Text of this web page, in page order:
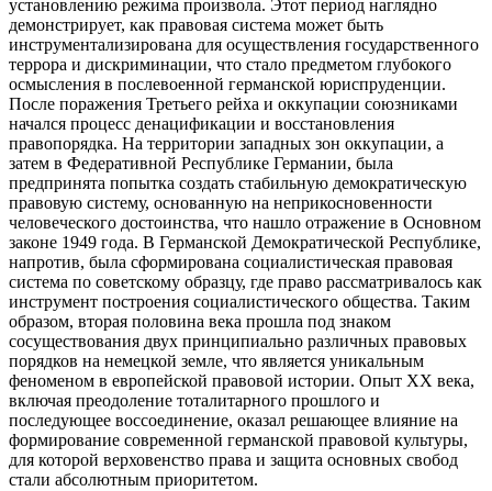
установлению режима произвола. Этот период наглядно
демонстрирует, как правовая система может быть
инструментализирована для осуществления государственного
террора и дискриминации, что стало предметом глубокого
осмысления в послевоенной германской юриспруденции.
После поражения Третьего рейха и оккупации союзниками
начался процесс денацификации и восстановления
правопорядка. На территории западных зон оккупации, а
затем в Федеративной Республике Германии, была
предпринята попытка создать стабильную демократическую
правовую систему, основанную на неприкосновенности
человеческого достоинства, что нашло отражение в Основном
законе 1949 года. В Германской Демократической Республике,
напротив, была сформирована социалистическая правовая
система по советскому образцу, где право рассматривалось как
инструмент построения социалистического общества. Таким
образом, вторая половина века прошла под знаком
сосуществования двух принципиально различных правовых
порядков на немецкой земле, что является уникальным
феноменом в европейской правовой истории. Опыт XX века,
включая преодоление тоталитарного прошлого и
последующее воссоединение, оказал решающее влияние на
формирование современной германской правовой культуры,
для которой верховенство права и защита основных свобод
стали абсолютным приоритетом.